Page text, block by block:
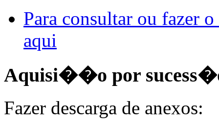
Para consultar ou fazer
aqui
Aquisi��o por
Fazer descarga de anexos: